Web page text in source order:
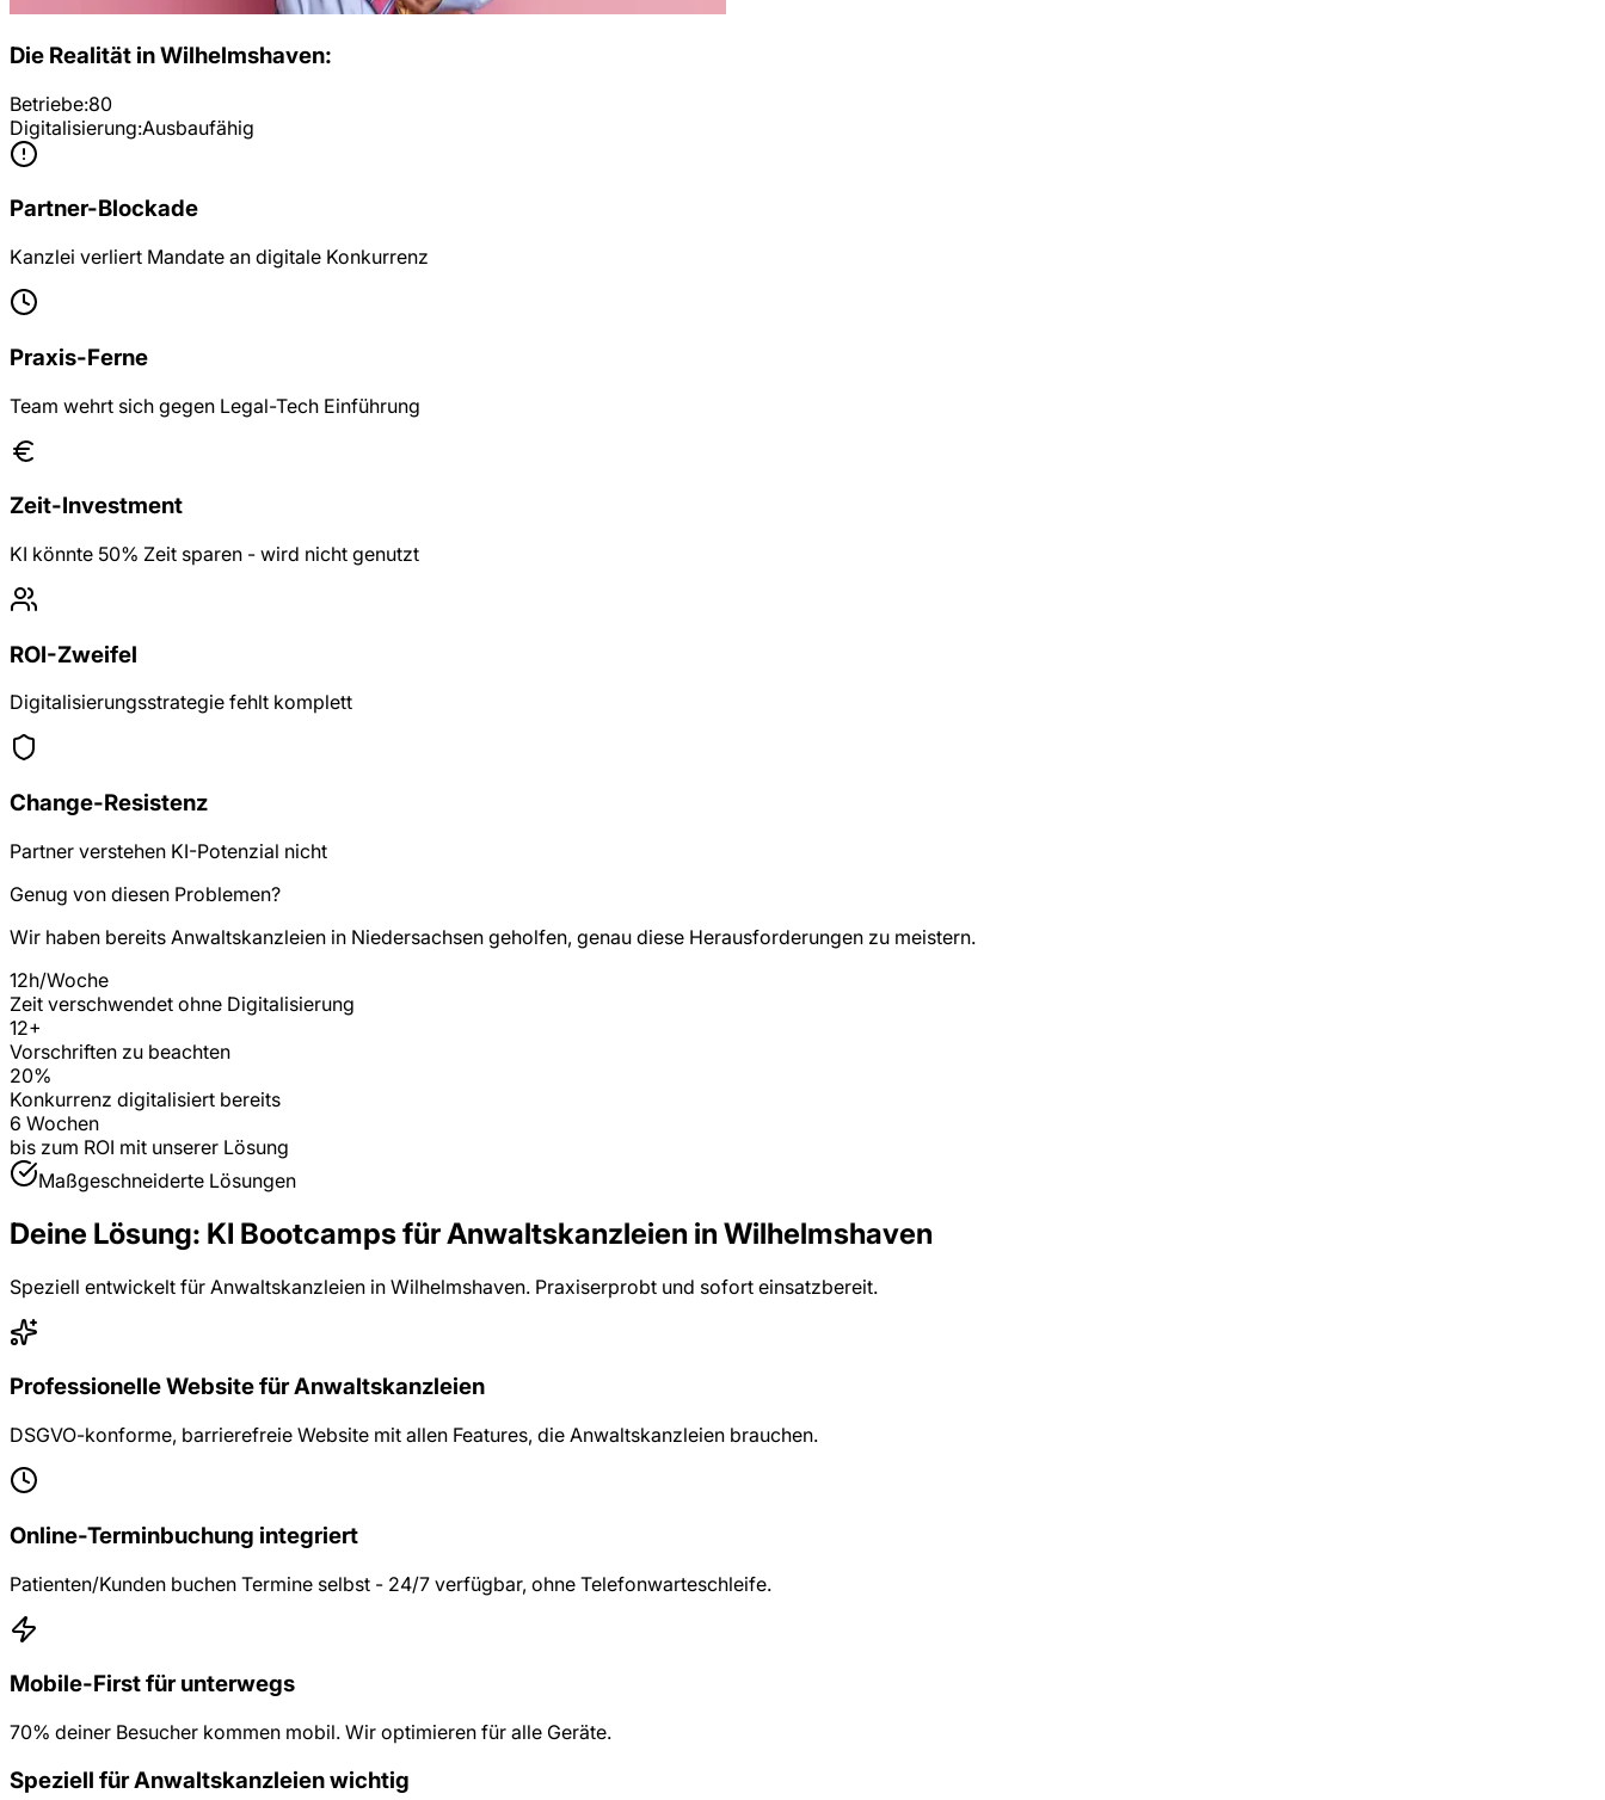
Die Realität inWilhelmshaven:
Betriebe:80
Digitalisierung:Ausbaufähig
Partner-Blockade
Kanzlei verliert Mandate an digitale Konkurrenz
Praxis-Ferne
Team wehrt sich gegen Legal-Tech Einführung
Zeit-Investment
KI könnte 50% Zeit sparen - wird nicht genutzt
ROI-Zweifel
Digitalisierungsstrategie fehlt komplett
Change-Resistenz
Partner verstehen KI-Potenzial nicht
Genug von diesen Problemen?
Wir haben bereits Anwaltskanzleien in Niedersachsen geholfen, genau diese Herausforderungen zu meistern.
12h/Woche
Zeit verschwendet ohne Digitalisierung
12+
Vorschriften zu beachten
20%
Konkurrenz digitalisiert bereits
6 Wochen
bis zum ROI mit unserer Lösung
Maßgeschneiderte Lösungen
Deine Lösung: KI BootcampsfürAnwaltskanzleien inWilhelmshaven
Speziell entwickelt für Anwaltskanzleien in Wilhelmshaven. Praxiserprobt und sofort einsatzbereit.
Professionelle Website für Anwaltskanzleien
DSGVO-konforme, barrierefreie Website mit allen Features, die Anwaltskanzleien brauchen.
Online-Terminbuchung integriert
Patienten/Kunden buchen Termine selbst - 24/7 verfügbar, ohne Telefonwarteschleife.
Mobile-First für unterwegs
70% deiner Besucher kommen mobil. Wir optimieren für alle Geräte.
Speziell fürAnwaltskanzleienwichtig